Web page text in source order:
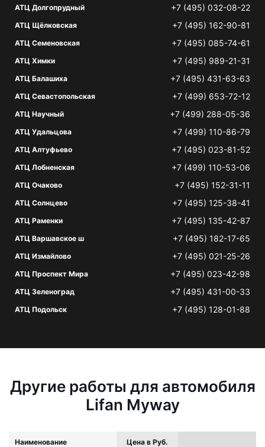
АТЦ Долгопрудный +7 (495) 032-08-22
АТЦ Щёлковская +7 (495) 162-90-81
АТЦ Семеновская +7 (495) 085-74-61
АТЦ Химки +7 (495) 989-21-31
АТЦ Балашиха +7 (495) 431-63-63
АТЦ Севастопольская +7 (499) 653-72-12
АТЦ Научный +7 (499) 288-05-36
АТЦ Удальцова +7 (499) 110-86-79
АТЦ Алтуфьево +7 (495) 023-81-52
АТЦ Лобненская +7 (499) 110-53-06
АТЦ Очаково +7 (495) 152-31-11
АТЦ Солнцево +7 (495) 125-38-41
АТЦ Раменки +7 (495) 135-42-87
АТЦ Варшавское ш +7 (495) 182-17-65
АТЦ Измайлово +7 (495) 021-25-26
АТЦ Проспект Мира +7 (495) 023-42-98
АТЦ Зеленоград +7 (495) 431-00-33
АТЦ Подольск +7 (495) 128-01-88
Другие работы для автомобиля
Lifan Myway
Наименование Цена в Руб.